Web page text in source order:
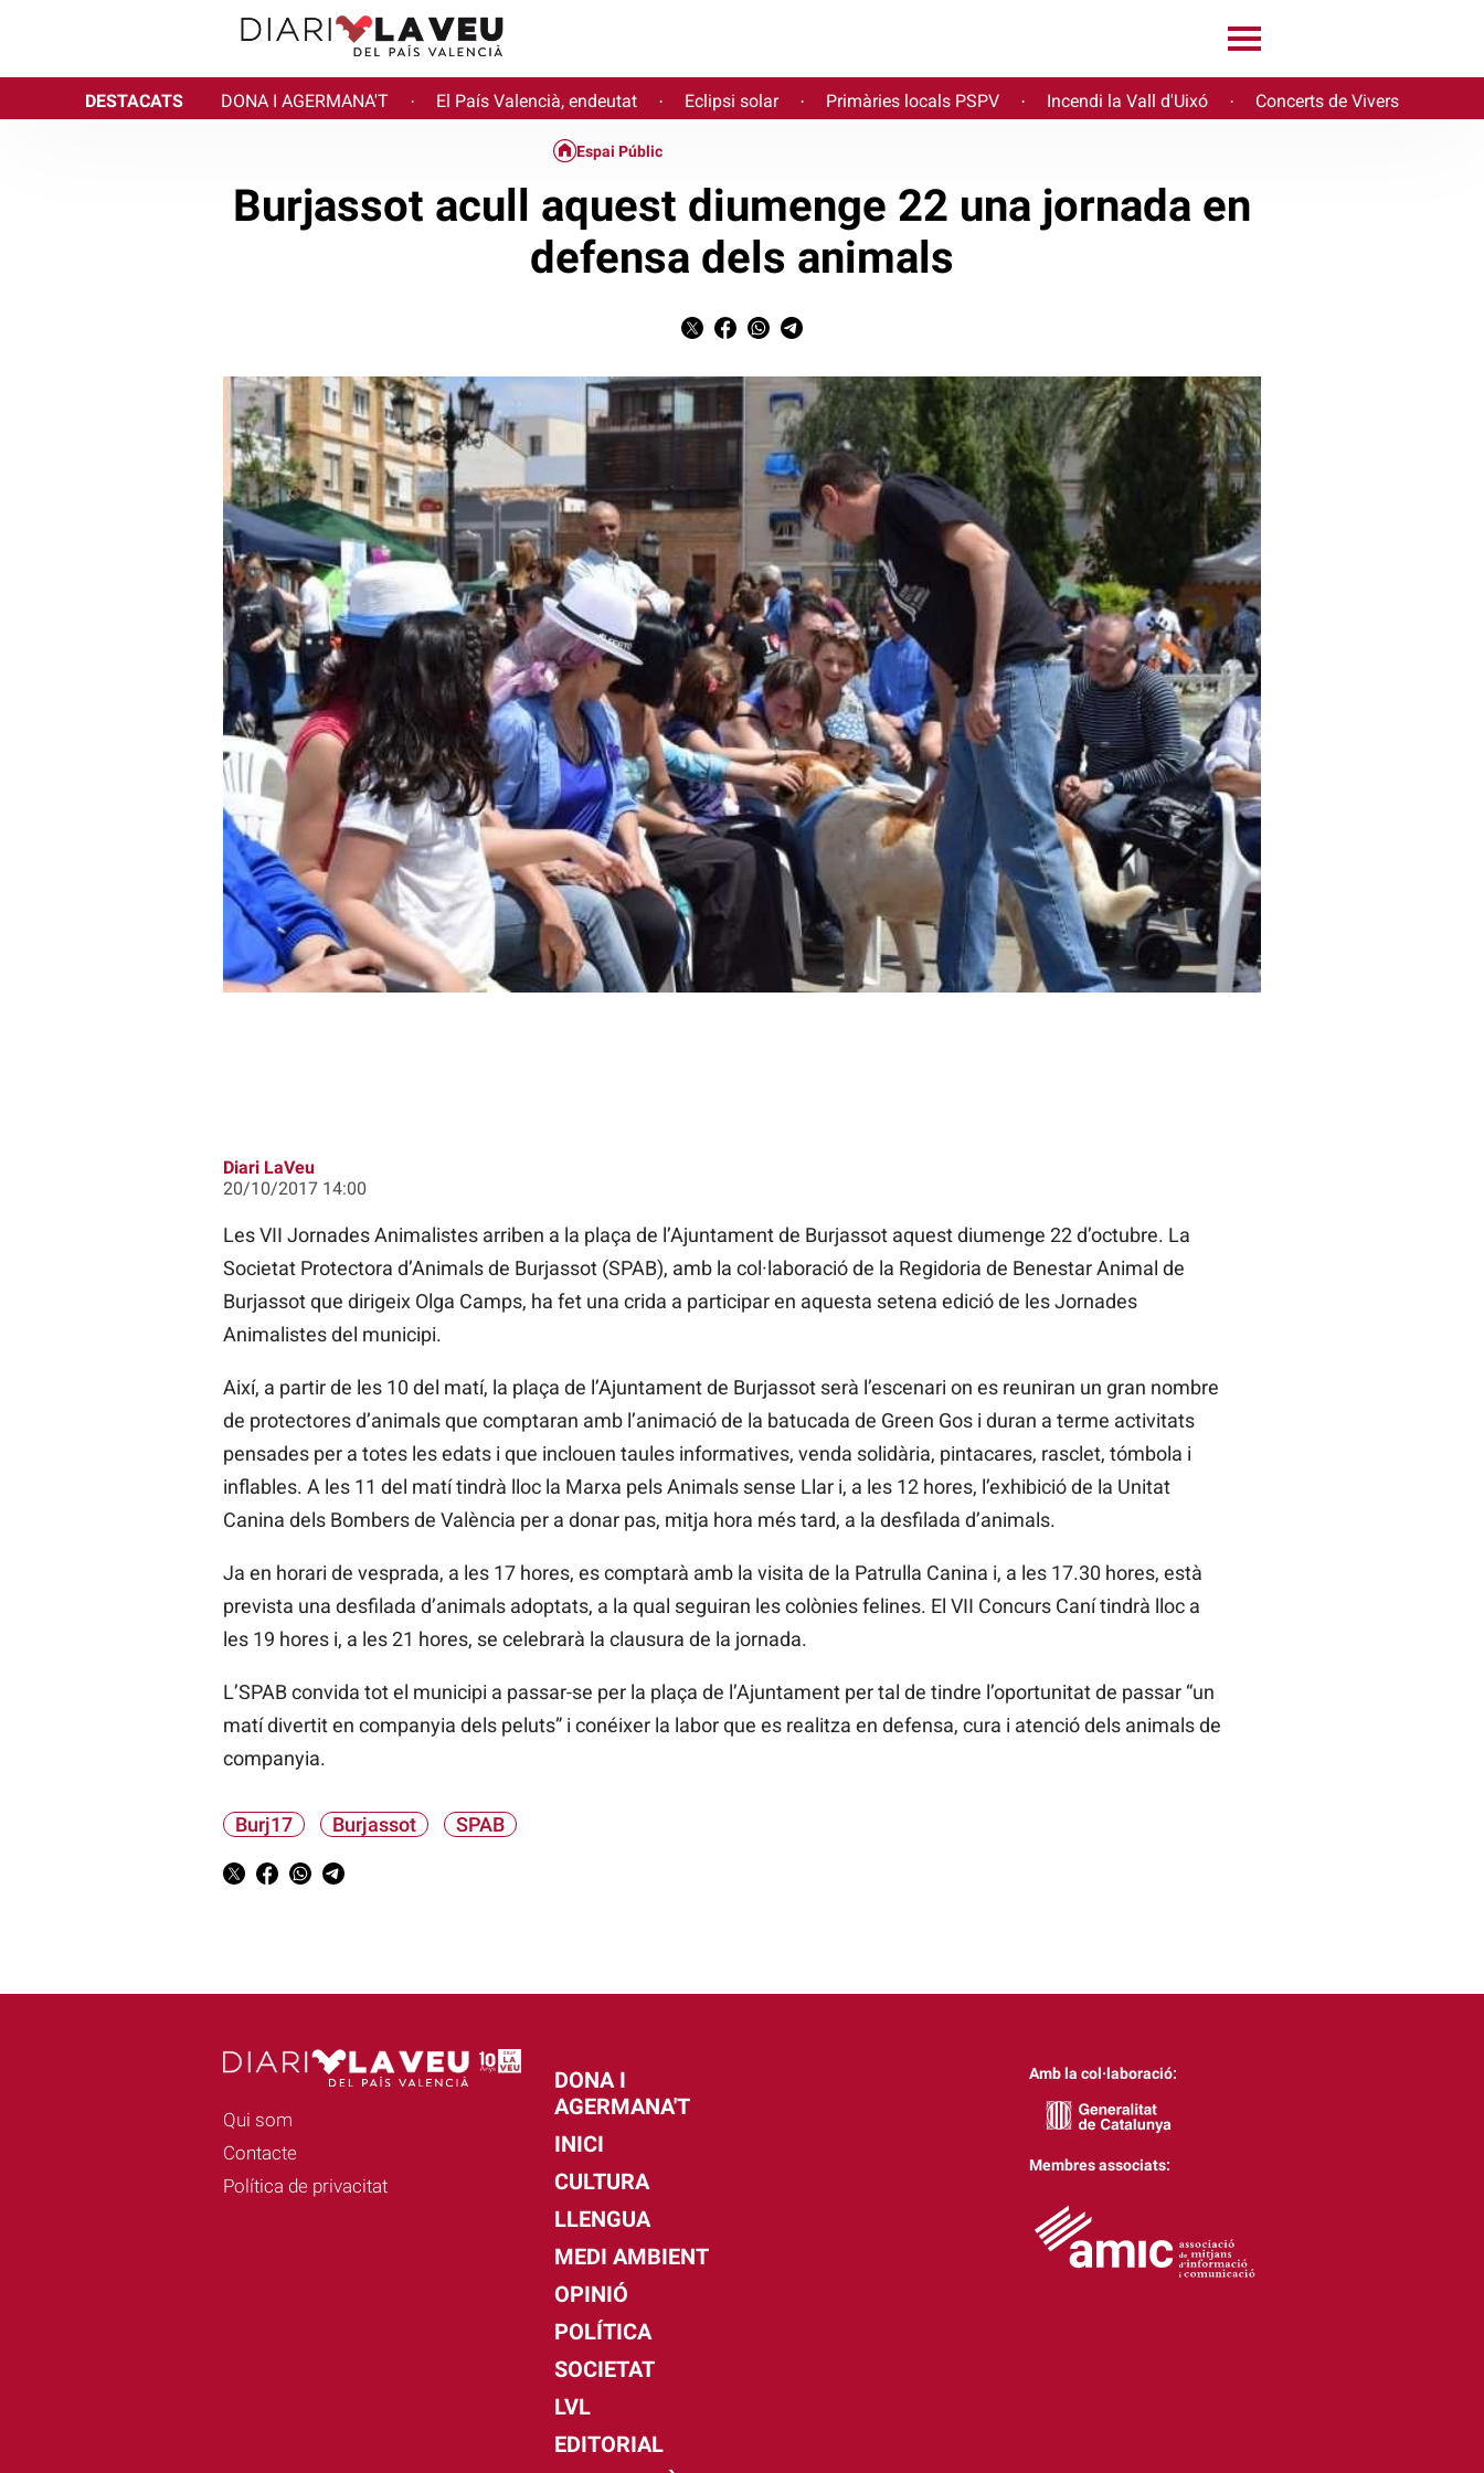
DESTACATS DONA I AGERMANA'T · El País Valencià, endeutat · Eclipsi solar · Primàries locals PSPV · Incendi la Vall d'Uixó · Concerts de Vivers
Espai Públic
Burjassot acull aquest diumenge 22 una jornada en
defensa dels animals
Diari LaVeu
20/10/2017 14:00
Les VII Jornades Animalistes arriben a la plaça de l’Ajuntament de Burjassot aquest diumenge 22 d’octubre. La
Societat Protectora d’Animals de Burjassot (SPAB), amb la col·laboració de la Regidoria de Benestar Animal de
Burjassot que dirigeix Olga Camps, ha fet una crida a participar en aquesta setena edició de les Jornades
Animalistes del municipi.
Així, a partir de les 10 del matí, la plaça de l’Ajuntament de Burjassot serà l’escenari on es reuniran un gran nombre
de protectores d’animals que comptaran amb l’animació de la batucada de Green Gos i duran a terme activitats
pensades per a totes les edats i que inclouen taules informatives, venda solidària, pintacares, rasclet, tómbola i
inflables. A les 11 del matí tindrà lloc la Marxa pels Animals sense Llar i, a les 12 hores, l’exhibició de la Unitat
Canina dels Bombers de València per a donar pas, mitja hora més tard, a la desfilada d’animals.
Ja en horari de vesprada, a les 17 hores, es comptarà amb la visita de la Patrulla Canina i, a les 17.30 hores, està
prevista una desfilada d’animals adoptats, a la qual seguiran les colònies felines. El VII Concurs Caní tindrà lloc a
les 19 hores i, a les 21 hores, se celebrarà la clausura de la jornada.
L’SPAB convida tot el municipi a passar-se per la plaça de l’Ajuntament per tal de tindre l’oportunitat de passar “un
matí divertit en companyia dels peluts” i conéixer la labor que es realitza en defensa, cura i atenció dels animals de
companyia.
Burj17 Burjassot SPAB
Qui som
Contacte
Política de privacitat
DONA I
AGERMANA'T
INICI
CULTURA
LLENGUA
MEDI AMBIENT
OPINIÓ
POLÍTICA
SOCIETAT
LVL
EDITORIAL
Amb la col·laboració:
Membres associats: